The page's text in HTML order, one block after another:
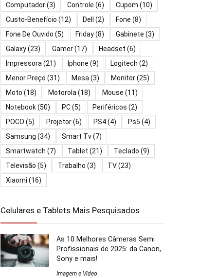
Computador(3) Controle (6) Cupom (10)
Custo-Benefício (12) Dell (2) Fone (8)
Fone De Ouvido (5) Friday(8) Gabinete (3)
Galaxy(23) Gamer(17) Headset (6)
Impressora (21) Iphone (9) Logitech (2)
Menor Preço (31) Mesa (3) Monitor(25)
Moto (18) Motorola (18) Mouse (11)
Notebook(50) PC(5) Periféricos (2)
POCO (5) Projetor(6) PS4(4) Ps5 (4)
Samsung (34) Smart Tv(7)
Smartwatch (7) Tablet (21) Teclado (9)
Televisão (5) Trabalho (3) TV(23)
Xiaomi (16)
Celulares e Tablets Mais Pesquisados
As 10 Melhores Câmeras Semi
Profissionais de 2025: da Canon,
Sony e mais!
Imagem e Vídeo